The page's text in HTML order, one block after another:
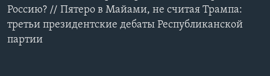
Россию? // Пятеро в Майами, не считая Трампа:
третьи президентские дебаты Республиканской
партии